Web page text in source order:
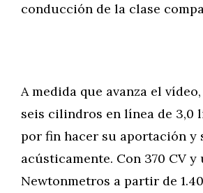
conducción de la clase
A medida que avanza el
seis cilindros en línea de 3,0
por fin hacer su aportación y
acústicamente. Con 370 CV y
Newtonmetros a partir de